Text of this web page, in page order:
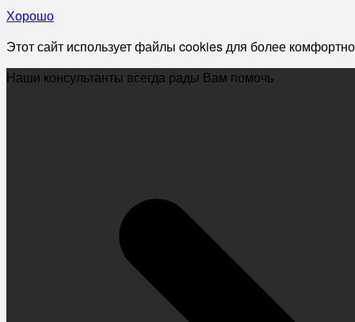
Хорошо
Этот сайт использует файлы cookies для более
Наши консультанты всегда рады Вам помочь